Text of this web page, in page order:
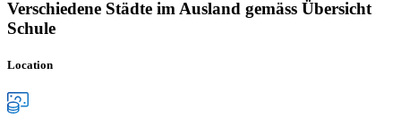
Verschiedene Städte im Ausland gemäss Übersicht
Schule
Location